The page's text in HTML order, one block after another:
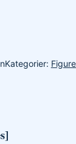
Kategorier: